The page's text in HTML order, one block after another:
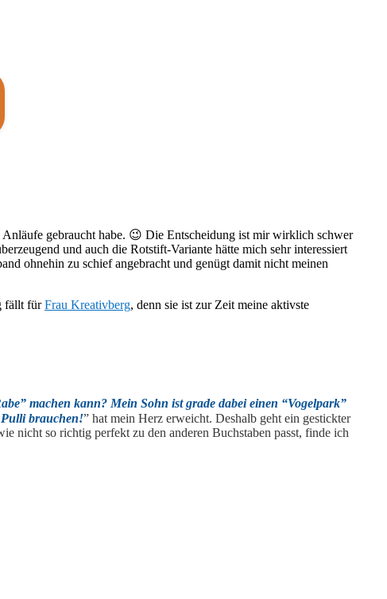
gebraucht habe. 😉 Die Entscheidung ist mir wirklich schwer
und auch die Rotstift-Variante hätte mich sehr interessiert
ohnehin zu schief angebracht und genügt damit nicht meinen
fällt fürFrau Kreativberg, denn sie ist zur Zeit meine aktivste
machen kann? Mein Sohn ist grade dabei einen “Vogelpark”
Pulli brauchen!” hat mein Herz erweicht. Deshalb geht ein gestickter
nicht so richtig perfekt zu den anderen Buchstaben passt, finde ich